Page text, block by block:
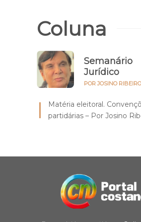
Coluna
Semanário
Jurídico
POR JOSINO
Matéria eleitoral.
partidárias – Por Josino